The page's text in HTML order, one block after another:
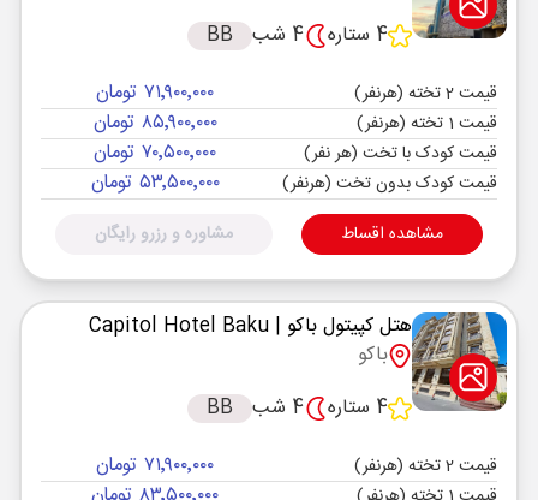
4 ستاره
4 شب BB
قیمت 2 تخته (هرنفر) ۷۱٬۹۰۰٬۰۰۰ تومان
قیمت 1 تخته (هرنفر) ۸۵٬۹۰۰٬۰۰۰ تومان
قیمت کودک با تخت (هر نفر) ۷۰٬۵۰۰٬۰۰۰ تومان
قیمت کودک بدون تخت (هرنفر) ۵۳٬۵۰۰٬۰۰۰ تومان
مشاهده اقساط مشاوره و رزرو رایگان
هتل کپیتول باکو | Capitol Hotel Baku
باکو
4 ستاره
4 شب BB
قیمت 2 تخته (هرنفر) ۷۱٬۹۰۰٬۰۰۰ تومان